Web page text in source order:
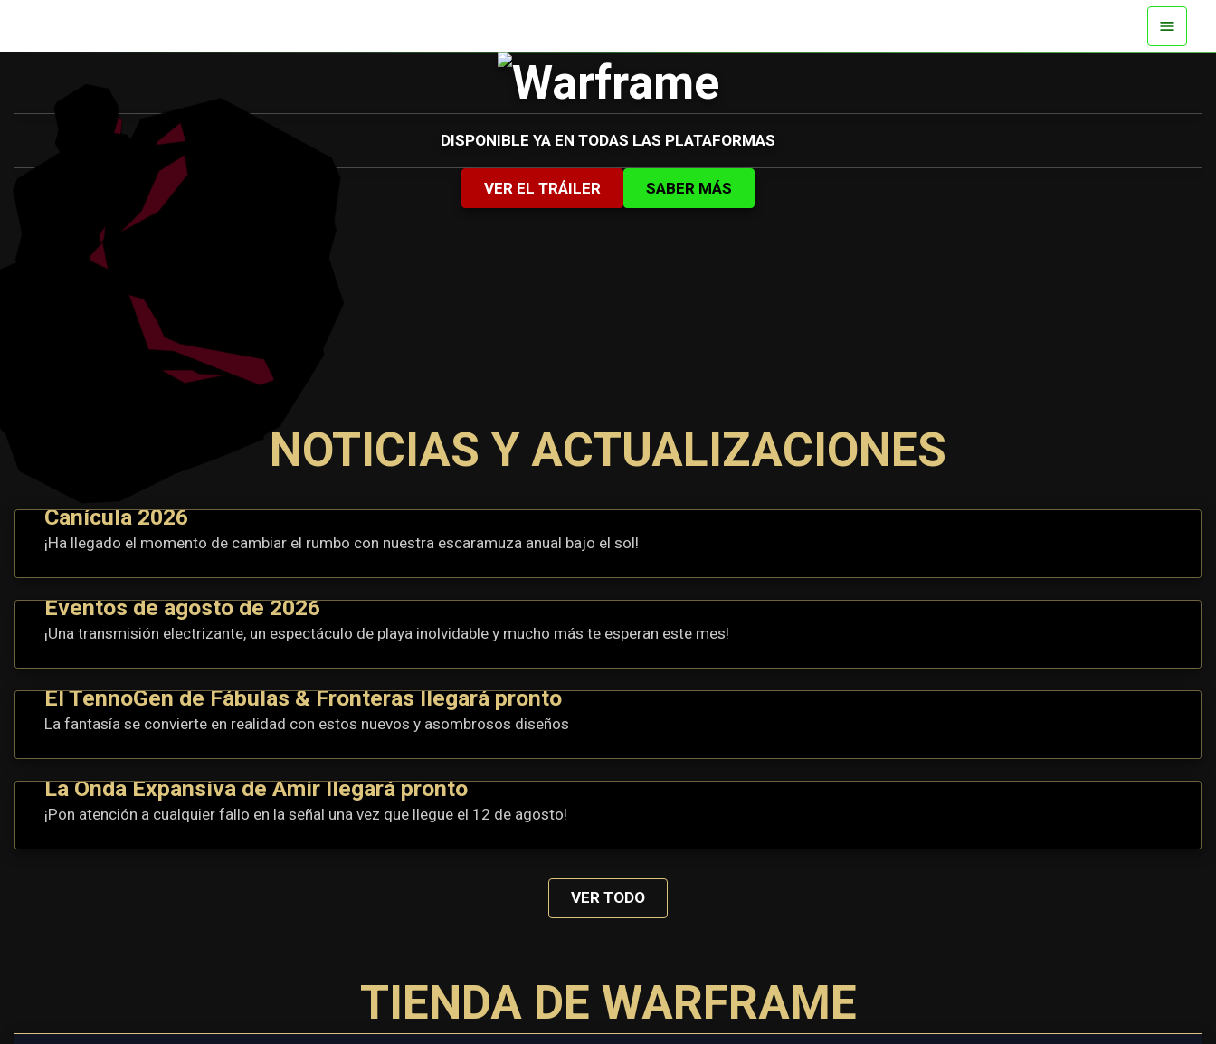
DISPONIBLE YA EN TODAS LAS PLATAFORMAS
VER EL TRÁILER SABER MÁS
NOTICIAS Y ACTUALIZACIONES
Canícula 2026
¡Ha llegado el momento de cambiar el rumbo con nuestra escaramuza anual bajo el sol!
Eventos de agosto de 2026
¡Una transmisión electrizante, un espectáculo de playa inolvidable y mucho más te esperan este mes!
El TennoGen de Fábulas & Fronteras llegará pronto
La fantasía se convierte en realidad con estos nuevos y asombrosos diseños
La Onda Expansiva de Amir llegará pronto
¡Pon atención a cualquier fallo en la señal una vez que llegue el 12 de agosto!
VER TODO
TIENDA DE WARFRAME